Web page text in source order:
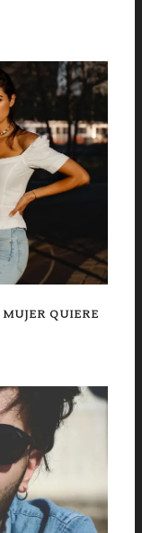
QUIERE